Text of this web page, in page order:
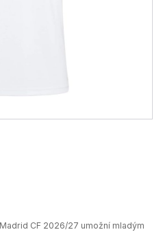
CF 2026/27 umožní mladým